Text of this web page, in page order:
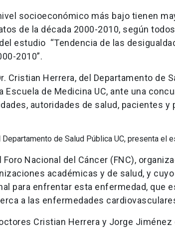
socioeconómico más bajo tienen
de la década 2000-2010, según
estudio “Tendencia de las
2010”.
Cristian Herrera, del Departamento de
Escuela de Medicina UC, ante una
autoridades de salud, pacientes
Departamento de Salud Pública UC, presenta el
Nacional del Cáncer (FNC),
académicas y de salud, y
para enfrentar esta enfermedad, que
a las enfermedades
Cristian Herrera y Jorge Jiménez